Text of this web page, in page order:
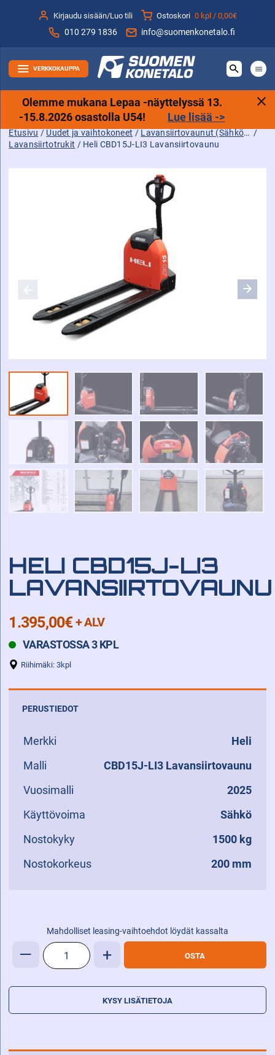
sisältöön
Kirjaudu sisään/Luo tili Ostoskori 0 kpl /0,00€
010 279 1836 info@suomenkonetalo.fi
VERKKOKAUPPA
Olemme mukana Lepaa -näyttelyssä 13.
-15.8.2026 osastolla U54! Lue lisää ->
Etusivu / Uudet ja vaihtokoneet / Lavansiirtovaunut (Sähköpässit) /
Lavansiirtotrukit / Heli CBD15J-LI3 Lavansiirtovaunu
HELI CBD15J-LI3
LAVANSIIRTOVAUNU
1.395,00€+ ALV
VARASTOSSA 3 KPL
Riihimäki: 3kpl
Mahdolliset leasing-vaihtoehdot löydät kassalta
—
Heli
CBD15J-
+ OSTA
KYSY LISÄTIETOJA
PERUSTIEDOT
Merkki
Heli
Malli
CBD15J-LI3 Lavansiirtovaunu
Vuosimalli
2025
Käyttövoima
Sähkö
Nostokyky
1500 kg
Nostokorkeus
200 mm